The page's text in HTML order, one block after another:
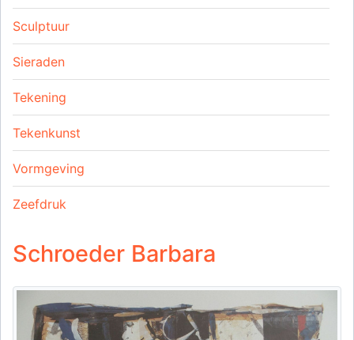
Sculptuur
Sieraden
Tekening
Tekenkunst
Vormgeving
Zeefdruk
Schroeder Barbara